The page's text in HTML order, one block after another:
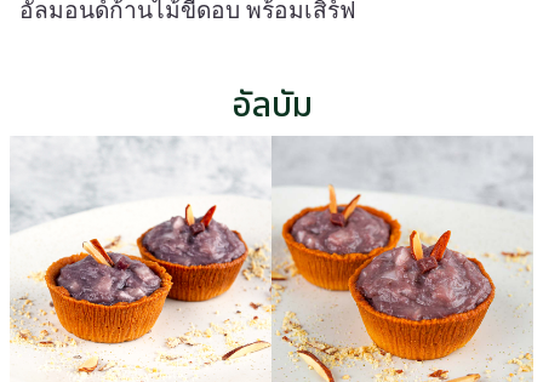
อัลมอนด์ก้านไม้ขีดอบ พร้อมเสิร์ฟ
อัลบัม